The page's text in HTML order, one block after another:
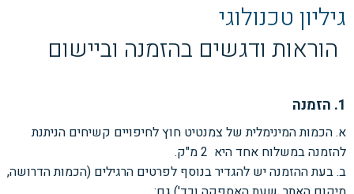
גיליון טכנולוגי
הוראות ודגשים בהזמנה וביישום
1. הזמנה
א. הכמות המינימלית של צמנטיט חוץ לחיפויים קשיחים הניתנת
להזמנה במשלוח אחד היא 2 מ"ק.
ב. בעת ההזמנה יש להגדיר בנוסף לפרטים הרגילים (הכמות הדרושה,